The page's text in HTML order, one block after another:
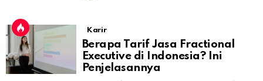
Karir
Berapa Tarif Jasa Fractional
Executive di Indonesia? Ini
Penjelasannya